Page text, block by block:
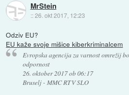
MrStein
::26. okt 2017, 12:23
Odziv EU?
EU kaže svoje mišice kiberkriminalcem
Evropska agencija za varnost omrežij
odpornost
26. oktober 2017 ob 06:17
Bruselj - MMC RTV SLO